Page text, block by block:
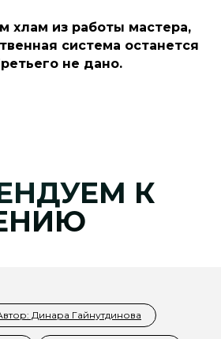
хлам из работы мастера,
система останется
не дано.
К
Динара Гайнутдинова